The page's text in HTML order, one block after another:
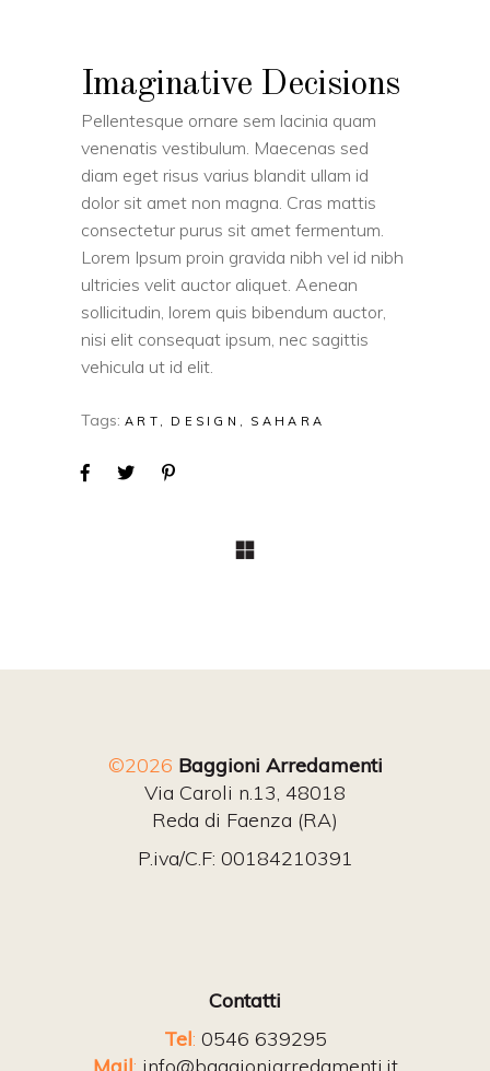
Imaginative Decisions
Pellentesque ornare sem lacinia quam
venenatis vestibulum. Maecenas sed
diam eget risus varius blandit ullam id
dolor sit amet non magna. Cras mattis
consectetur purus sit amet fermentum.
Lorem Ipsum proin gravida nibh vel id nibh
ultricies velit auctor aliquet. Aenean
sollicitudin, lorem quis bibendum auctor,
nisi elit consequat ipsum, nec sagittis
vehicula ut id elit.
Tags: ART DESIGN SAHARA
©2026 Baggioni Arredamenti
Via Caroli n.13, 48018
Reda di Faenza (RA)
P.iva/C.F: 00184210391
Contatti
Tel: 0546 639295